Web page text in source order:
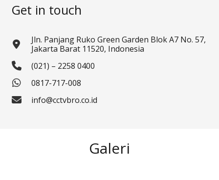
Get in touch
Jln. Panjang Ruko Green Garden Blok A7 No. 57,
Jakarta Barat 11520, Indonesia
(021) – 2258 0400
0817-717-008
info@cctvbro.co.id
Galeri